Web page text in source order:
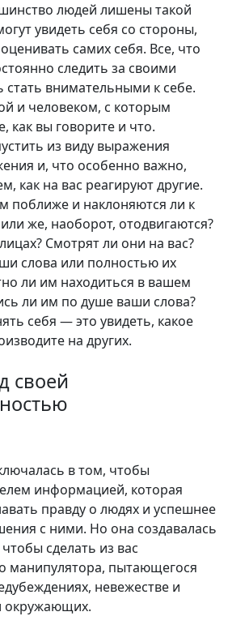
людей лишены такой
увидеть себя со стороны,
самих себя. Все, что
следить за своими
стать внимательными к себе.
и человеком, с которым
как вы говорите и что.
из виду выражения
и, что особенно важно,
как на вас реагируют другие.
поближе и наклоняются ли к
же, наоборот, отодвигаются?
Смотрят ли они на вас?
слова или полностью их
ли им находиться в вашем
ли им по душе ваши слова?
себя — это увидеть, какое
на других.
своей
в том, чтобы
информацией, которая
правду о людях и успешнее
с ними. Но она создавалась
сделать из вас
манипулятора, пытающегося
невежестве и
окружающих.